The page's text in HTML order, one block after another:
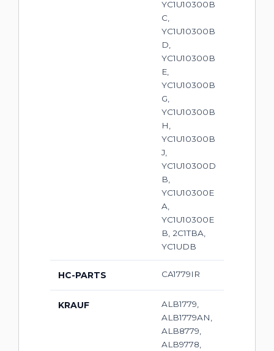
YC1U10300B
C,
YC1U10300B
D,
YC1U10300B
E,
YC1U10300B
G,
YC1U10300B
H,
YC1U10300B
J,
YC1U10300D
B,
YC1U10300E
A,
YC1U10300E
B, 2C1TBA,
YC1UDB
HC-PARTS CA1779IR
KRAUF
ALB1779,
ALB1779AN,
ALB8779,
ALB9778,